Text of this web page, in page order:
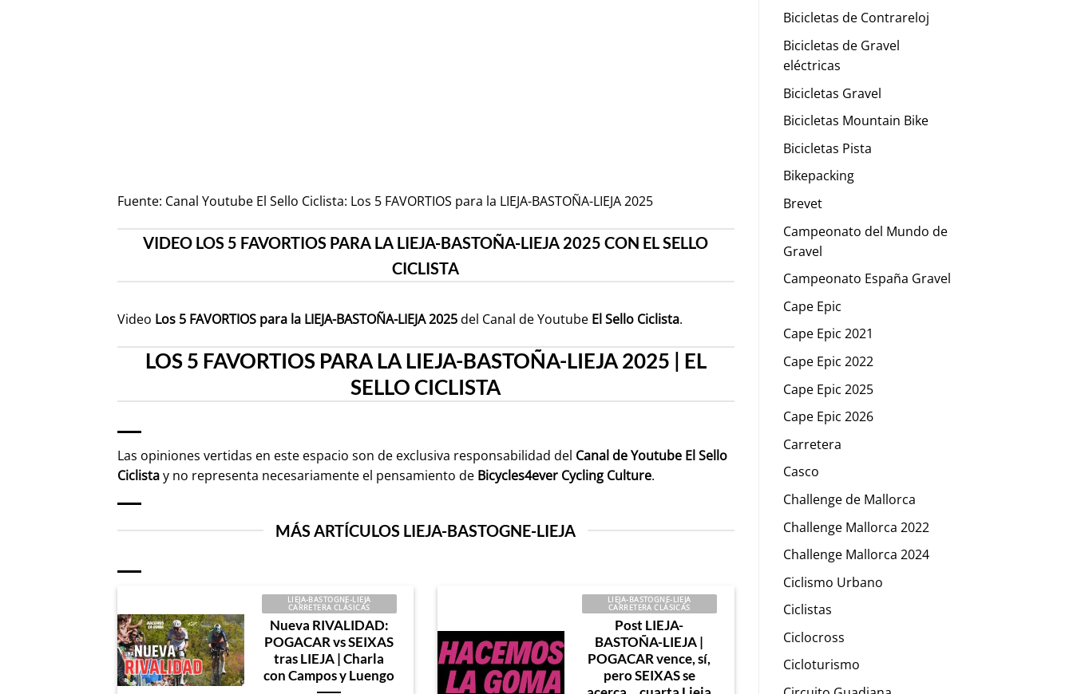
Fuente: Canal Youtube El Sello Ciclista: Los 5 FAVORTIOS para la LIEJA-BASTOÑA-LIEJA 2025
VIDEO LOS 5 FAVORTIOS PARA LA LIEJA-BASTOÑA-LIEJA 2025 CON EL SELLO
CICLISTA
Video Los 5 FAVORTIOS para la LIEJA-BASTOÑA-LIEJA 2025del Canal de Youtube El Sello Ciclista.
LOS 5 FAVORTIOS PARA LA LIEJA-BASTOÑA-LIEJA 2025 | EL
SELLO CICLISTA
Las opiniones vertidas en este espacio son de exclusiva responsabilidad del Canal de Youtube El Sello
Ciclistay no representa necesariamente el pensamiento de Bicycles4ever Cycling Culture.
MÁS ARTÍCULOS LIEJA-BASTOGNE-LIEJA
LIEJA-BASTOGNE-LIEJA
CARRETERA CLÁSICAS
Nueva RIVALIDAD:
POGACAR vs SEIXAS
tras LIEJA | Charla
con Campos y Luengo
LIEJA-BASTOGNE-LIEJA
CARRETERA CLÁSICAS
Post LIEJA-
BASTOÑA-LIEJA |
POGACAR vence, sí,
pero SEIXAS se
Bicicletas de Contrareloj
Bicicletas de Gravel
eléctricas
Bicicletas Gravel
Bicicletas Mountain Bike
Bicicletas Pista
Bikepacking
Brevet
Campeonato del Mundo de
Gravel
Campeonato España Gravel
Cape Epic
Cape Epic 2021
Cape Epic 2022
Cape Epic 2025
Cape Epic 2026
Carretera
Casco
Challenge de Mallorca
Challenge Mallorca 2022
Challenge Mallorca 2024
Ciclismo Urbano
Ciclistas
Ciclocross
Cicloturismo